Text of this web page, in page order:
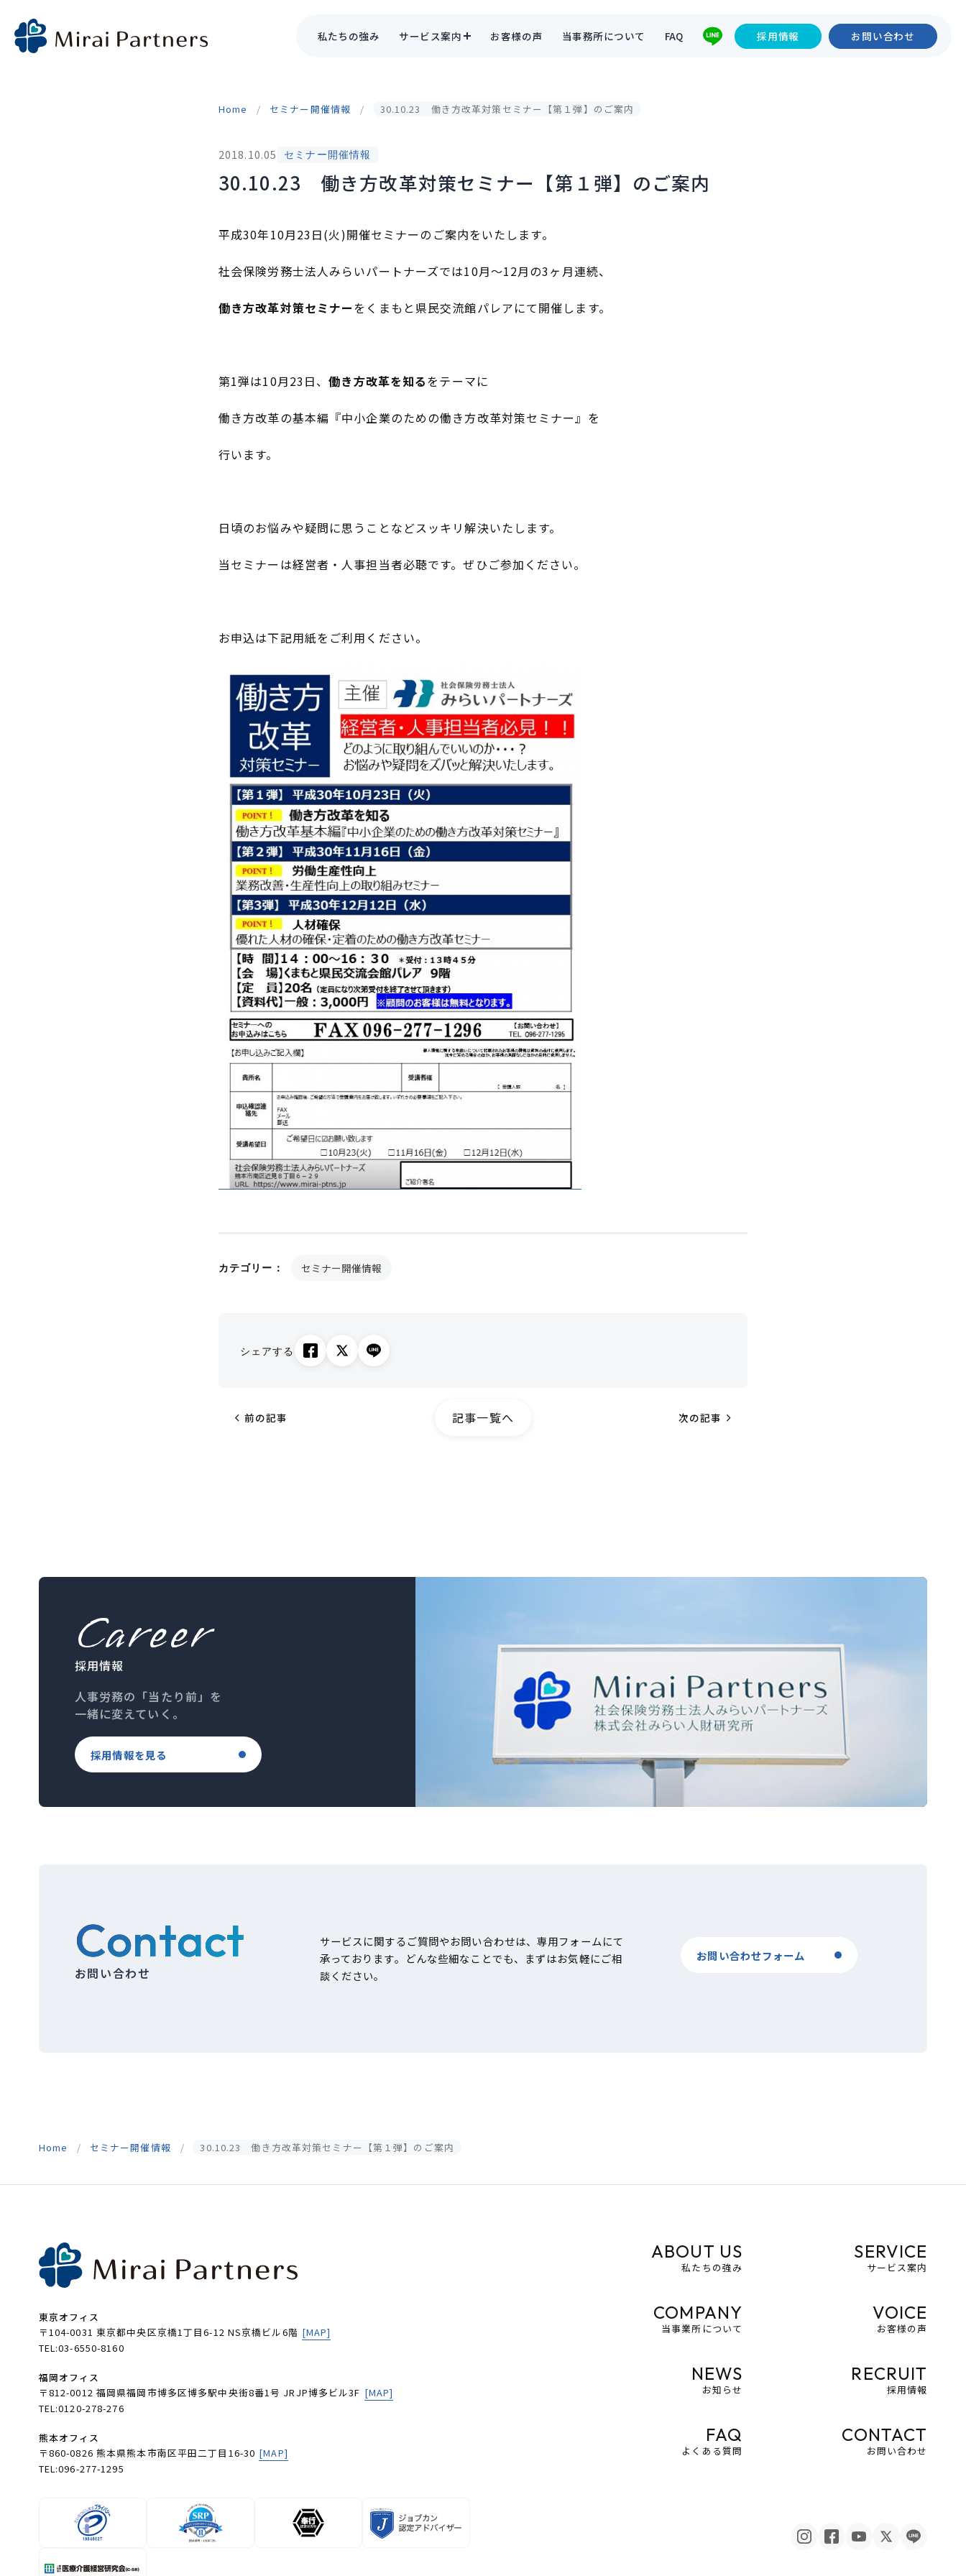
私たちの強み サービス案内 お客様の声 当事務所について FAQ 採用情報 お問い合わせ
Home セミナー開催情報 30.10.23 働き方改革対策セミナー【第１弾】のご案内
2018.10.05 セミナー開催情報
30.10.23 働き方改革対策セミナー【第１弾】のご案内
平成30年10月23日(火)開催セミナーのご案内をいたします。
社会保険労務士法人みらいパートナーズでは10月～12月の3ヶ月連続、
働き方改革対策セミナーをくまもと県民交流館パレアにて開催します。
第1弾は10月23日、働き方改革を知るをテーマに
働き方改革の基本編『中小企業のための働き方改革対策セミナー』を
行います。
日頃のお悩みや疑問に思うことなどスッキリ解決いたします。
当セミナーは経営者・人事担当者必聴です。ぜひご参加ください。
お申込は下記用紙をご利用ください。
カテゴリー： セミナー開催情報
シェアする
chevron_left 前の記事 記事一覧へ 次の記事 navigate_next
Career
採用情報
人事労務の「当たり前」を
一緒に変えていく。
採用情報を見る
Contact
お問い合わせ
サービスに関するご質問やお問い合わせは、専用フォームにて
承っております。どんな些細なことでも、まずはお気軽にご相
談ください。
お問い合わせフォーム
Home セミナー開催情報 30.10.23 働き方改革対策セミナー【第１弾】のご案内
東京オフィス
〒104-0031 東京都中央区京橋1丁目6-12 NS京橋ビル6階 [MAP]
TEL:03-6550-8160
福岡オフィス
〒812-0012 福岡県福岡市博多区博多駅中央街8番1号 JRJP博多ビル3F [MAP]
TEL:0120-278-276
熊本オフィス
〒860-0826 熊本県熊本市南区平田二丁目16-30 [MAP]
TEL:096-277-1295
ABOUT US
私たちの強み
SERVICE
サービス案内
COMPANY
当事業所について
VOICE
お客様の声
NEWS
お知らせ
RECRUIT
採用情報
FAQ
よくある質問
CONTACT
お問い合わせ